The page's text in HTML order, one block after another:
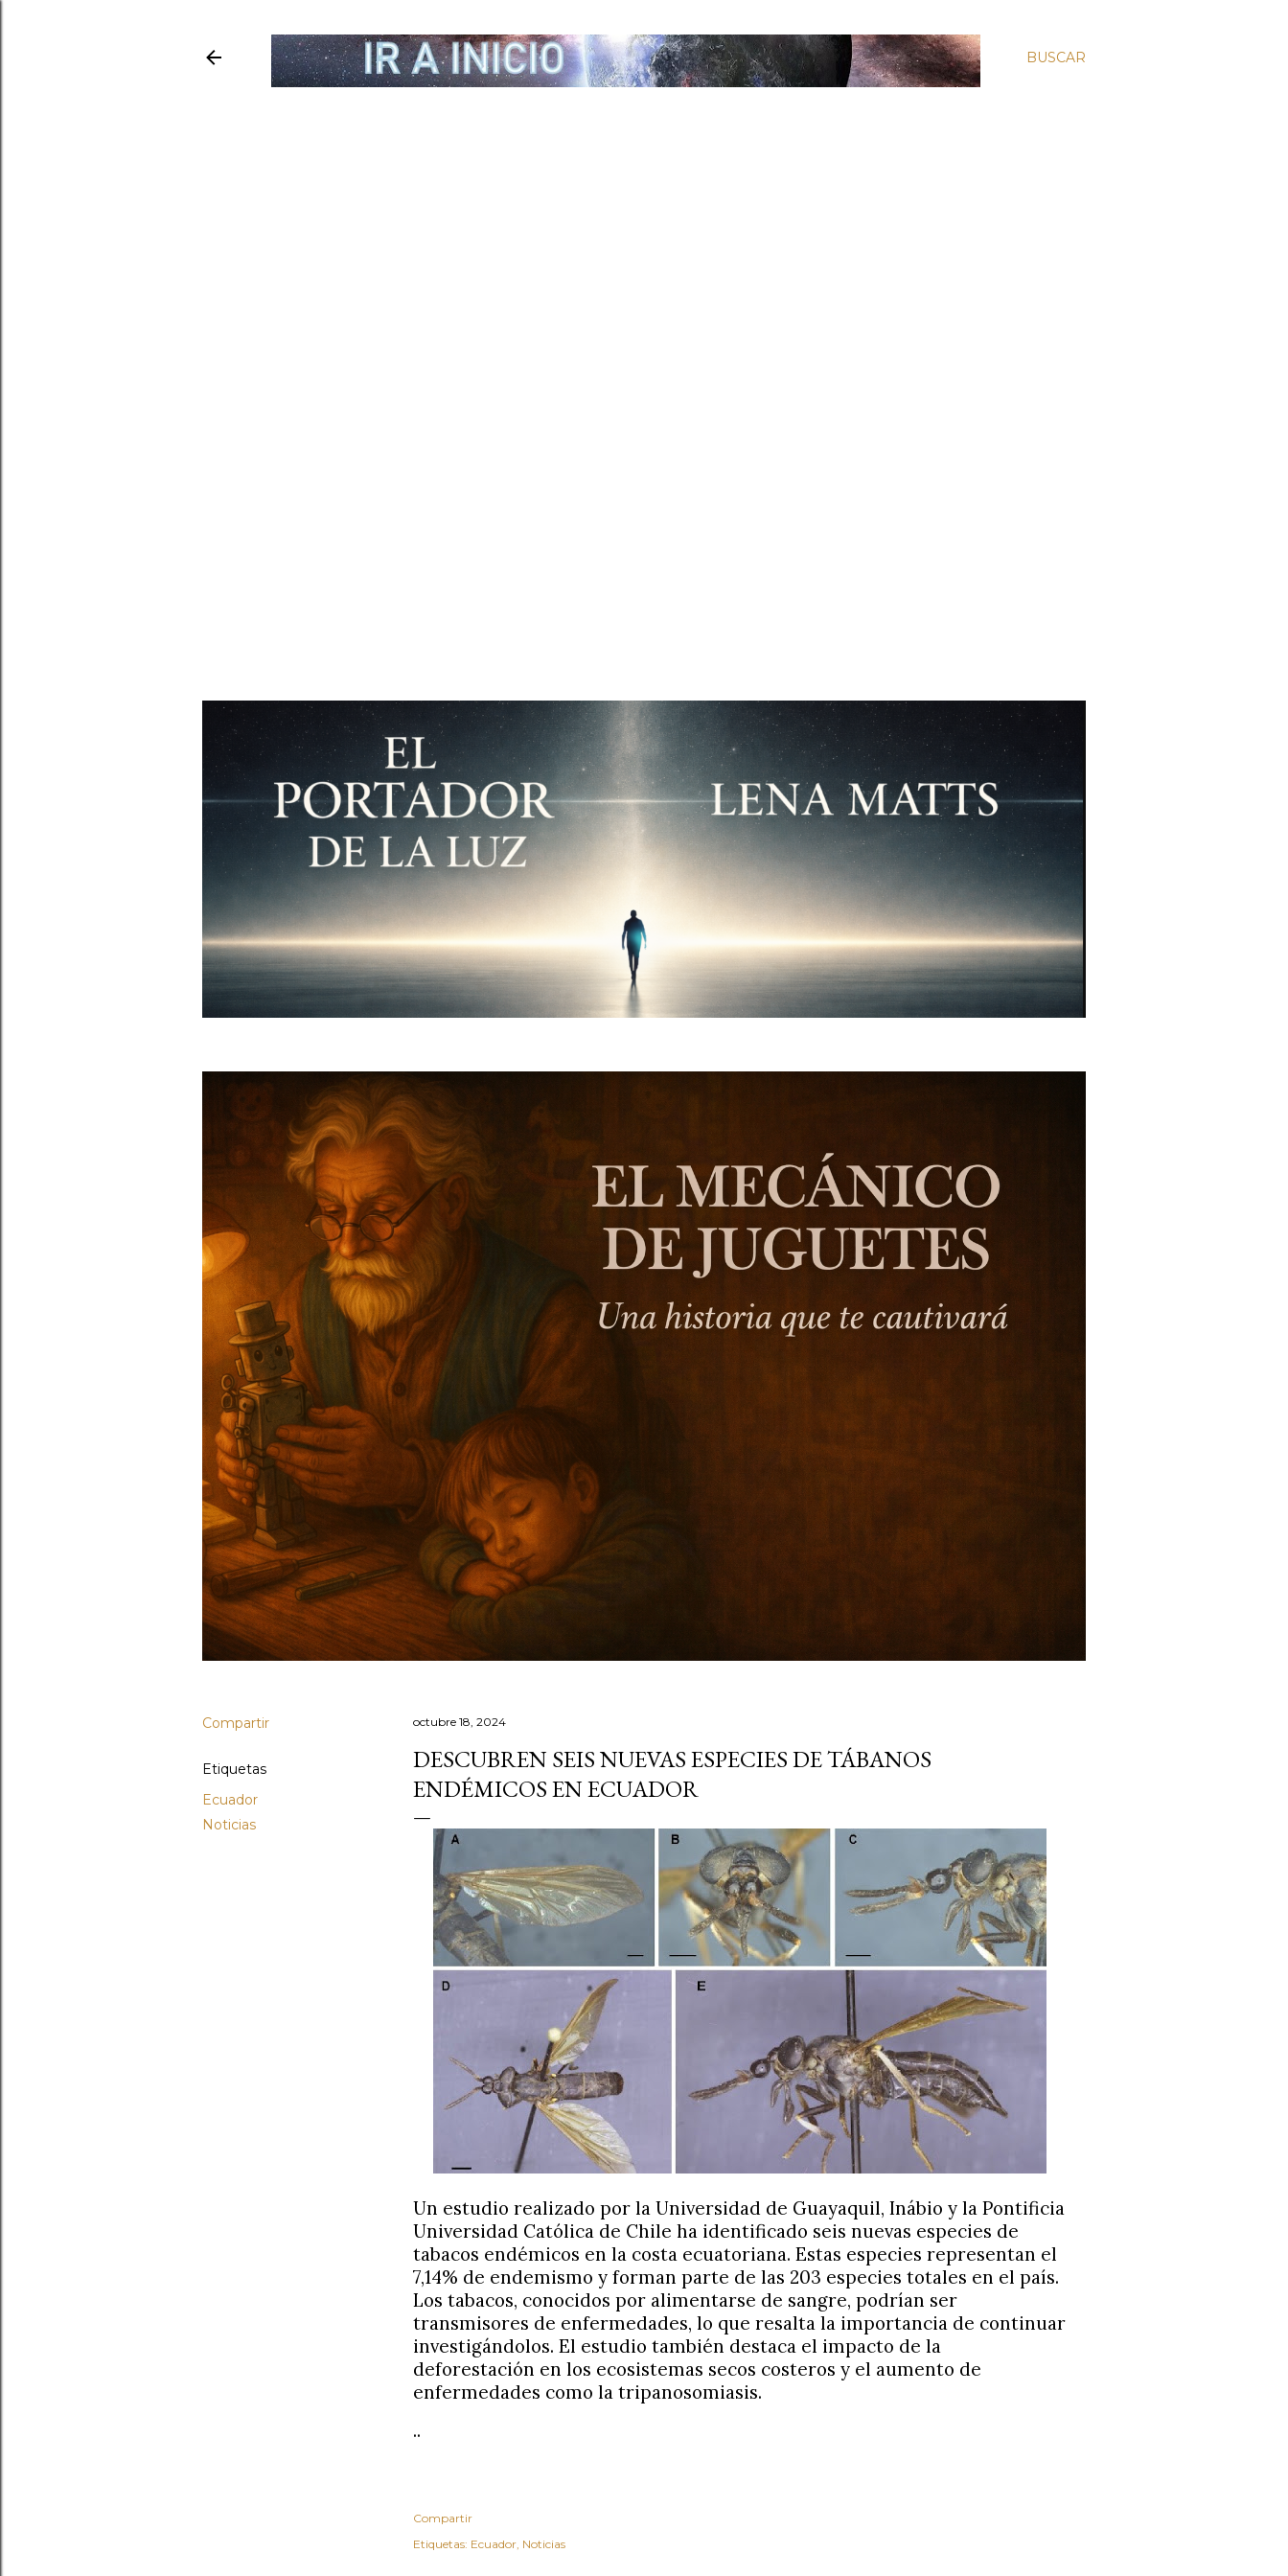
BUSCAR
Compartir
Etiquetas
Ecuador
Noticias
octubre 18, 2024
DESCUBREN SEIS NUEVAS ESPECIES DE TÁBANOS
ENDÉMICOS EN ECUADOR
Un estudio realizado por la Universidad de Guayaquil, Inábio y la Pontificia
Universidad Católica de Chile ha identificado seis nuevas especies de
tabacos endémicos en la costa ecuatoriana. Estas especies representan el
7,14% de endemismo y forman parte de las 203 especies totales en el país.
Los tabacos, conocidos por alimentarse de sangre, podrían ser
transmisores de enfermedades, lo que resalta la importancia de continuar
investigándolos. El estudio también destaca el impacto de la
deforestación en los ecosistemas secos costeros y el aumento de
enfermedades como la tripanosomiasis.
..
Compartir
Etiquetas: Ecuador Noticias